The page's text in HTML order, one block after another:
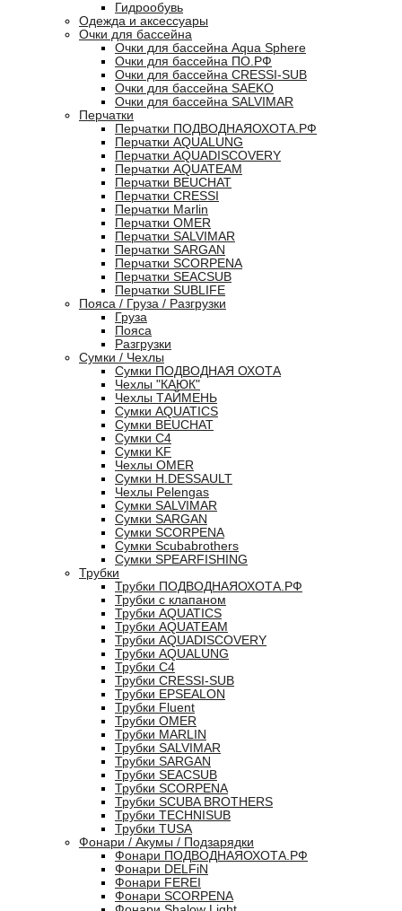
Гидрообувь
Одежда и аксессуары
Очки для бассейна
Очки для бассейна Aqua Sphere
Очки для бассейна ПО.РФ
Очки для бассейна CRESSI-SUB
Очки для бассейна SAEKO
Очки для бассейна SALVIMAR
Перчатки
Перчатки ПОДВОДНАЯОХОТА.РФ
Перчатки AQUALUNG
Перчатки AQUADISCOVERY
Перчатки AQUATEAM
Перчатки BEUCHAT
Перчатки CRESSI
Перчатки Marlin
Перчатки OMER
Перчатки SALVIMAR
Перчатки SARGAN
Перчатки SCORPENA
Перчатки SEACSUB
Перчатки SUBLIFE
Пояса / Груза / Разгрузки
Груза
Пояса
Разгрузки
Сумки / Чехлы
Сумки ПОДВОДНАЯ ОХОТА
Чехлы "КАЮК"
Чехлы ТАЙМЕНЬ
Сумки AQUATICS
Сумки BEUCHAT
Сумки С4
Сумки KF
Чехлы OMER
Сумки H.DESSAULT
Чехлы Pelengas
Сумки SALVIMAR
Сумки SARGAN
Сумки SCORPENA
Сумки Scubabrothers
Сумки SPEARFISHING
Трубки
Трубки ПОДВОДНАЯОХОТА.РФ
Трубки с клапаном
Трубки AQUATICS
Трубки AQUATEAM
Трубки AQUADISCOVERY
Трубки AQUALUNG
Трубки C4
Трубки CRESSI-SUB
Трубки EPSEALON
Трубки Fluent
Трубки OMER
Трубки MARLIN
Трубки SALVIMAR
Трубки SARGAN
Трубки SEACSUB
Трубки SCORPENA
Трубки SCUBA BROTHERS
Трубки TECHNISUB
Трубки TUSA
Фонари / Акумы / Подзарядки
Фонари ПОДВОДНАЯОХОТА.РФ
Фонари DELFiN
Фонари FEREI
Фонари SCORPENA